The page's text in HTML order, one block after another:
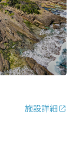
施設詳細